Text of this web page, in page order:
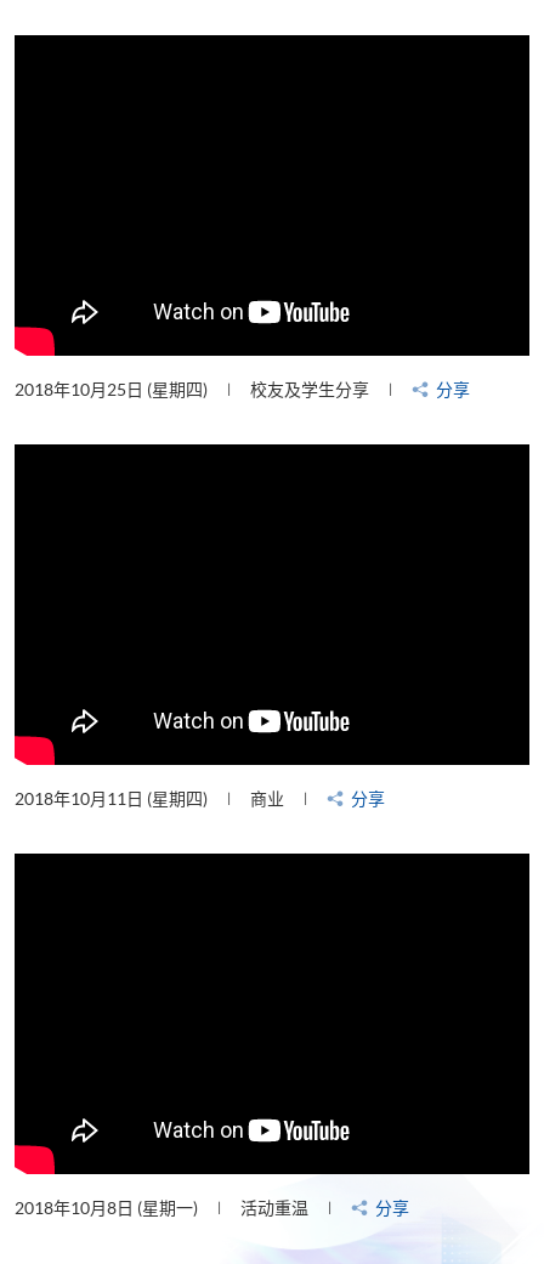
2018年10月25日 (星期四) 校友及学生分享 分享
2018年10月11日 (星期四) 商业 分享
2018年10月8日 (星期一) 活动重温 分享